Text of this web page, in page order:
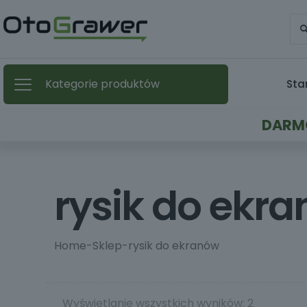
Kategorie produktów
rysik do
Home-Sklep-rysik do ekranów
Wyświetlanie wszystkich wyników: 2